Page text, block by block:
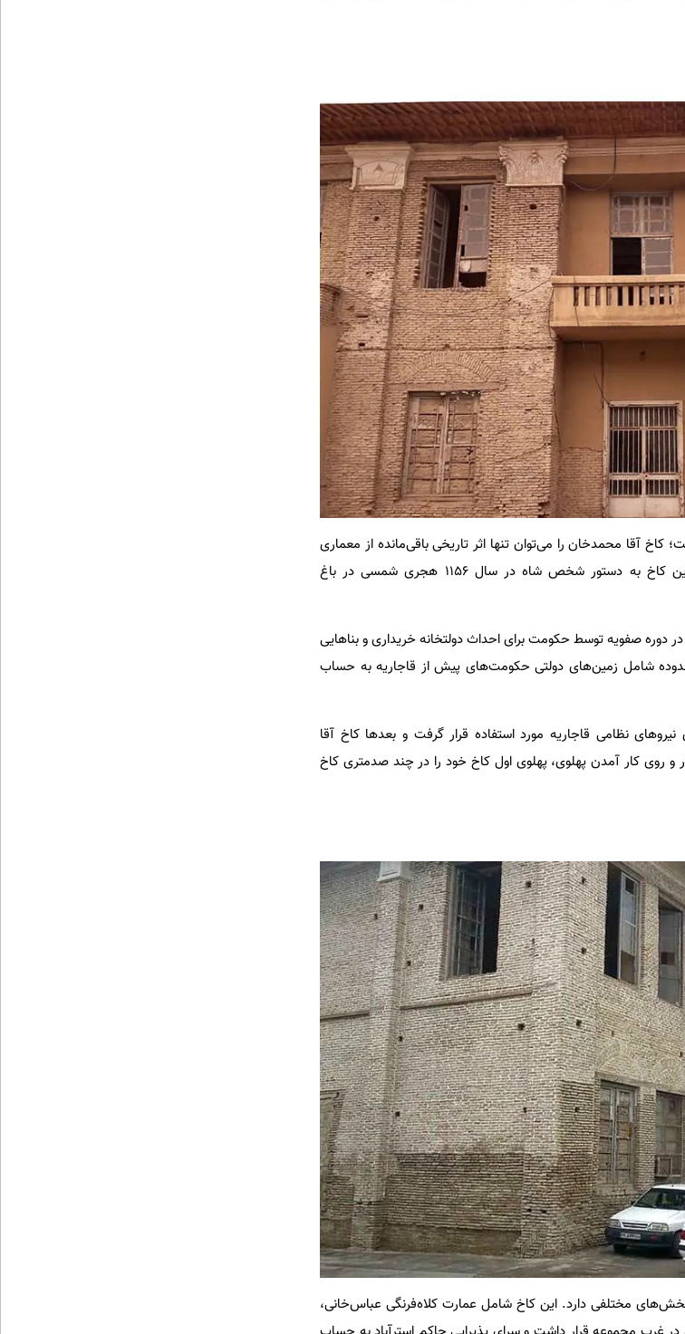
کاخ آقا محمدخان را می‌توان تنها اثر تاریخی باقی‌مانده از معماری
حکومتی و دارالحکومه آقا محمدخان در شهر دانست. این کاخ به دستور شخص شاه در سال ۱۱۵۶ هجری شمسی در باغ
دوره صفویه توسط حکومت برای احداث دولتخانه خریداری و بناهایی
شامل زمین‌های دولتی حکومت‌های پیش از قاجاریه به حساب
نظامی قاجاریه مورد استفاده قرار گرفت و بعدها کاخ آقا
کار آمدن پهلوی‌، پهلوی اول کاخ خود را در چند صدمتری کاخ
مختلفی دارد. این کاخ شامل عمارت کلاه‌فرنگی عباس‌خانی،